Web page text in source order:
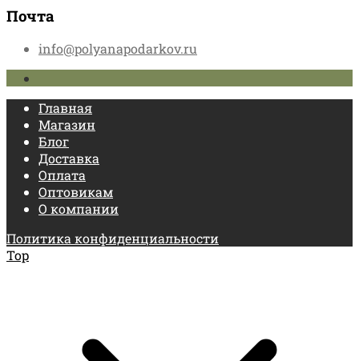
Почта
info@polyanapodarkov.ru
Главная
Магазин
Блог
Доставка
Оплата
Оптовикам
О компании
Политика конфиденциальности
Top